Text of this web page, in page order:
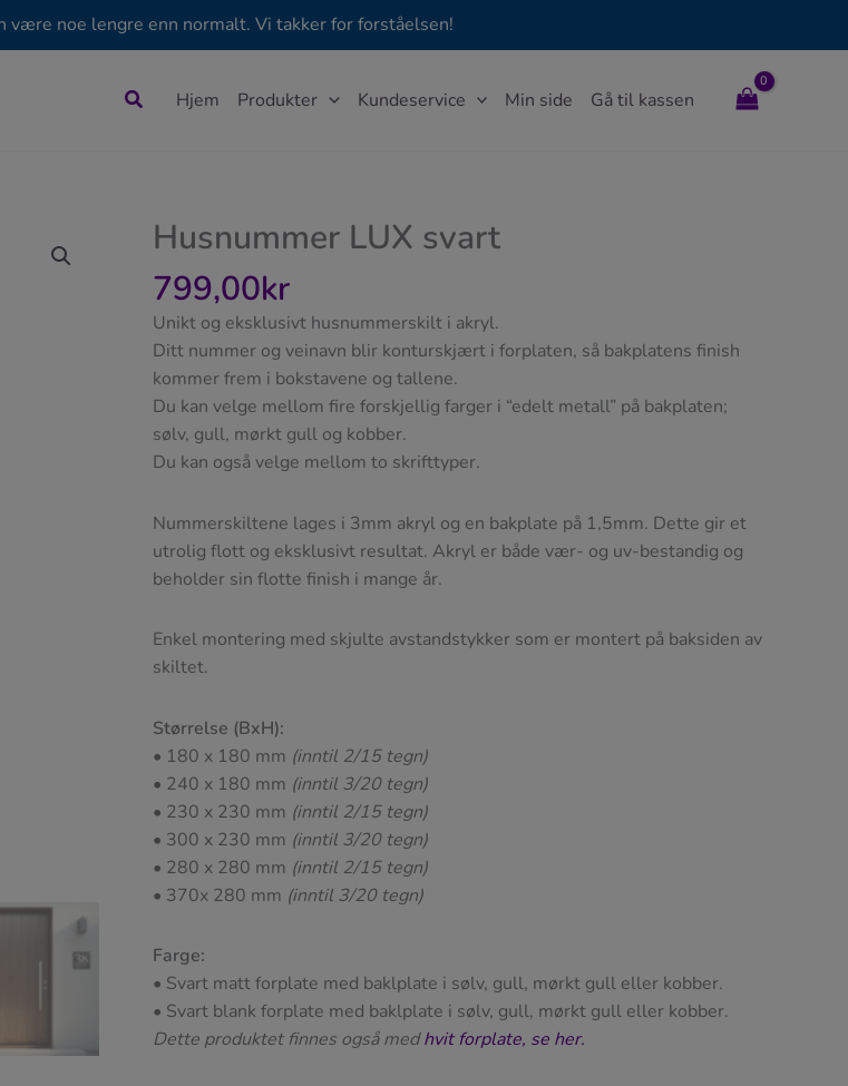
være noe lengre enn normalt. Vi takker for forståelsen!
Søk Hjem Produkter Kundeservice Min side Gå til kassen
Husnummer LUX svart
799,00kr
Unikt og eksklusivt husnummerskilt i akryl.
Ditt nummer og veinavn blir konturskjært i forplaten, så bakplatens finish
kommer frem i bokstavene og tallene.
Du kan velge mellom fire forskjellig farger i “edelt metall” på bakplaten;
sølv, gull, mørkt gull og kobber.
Du kan også velge mellom to skrifttyper.
Nummerskiltene lages i 3mm akryl og en bakplate på 1,5mm. Dette gir et
utrolig flott og eksklusivt resultat. Akryl er både vær- og uv-bestandig og
beholder sin flotte finish i mange år.
Enkel montering med skjulte avstandstykker som er montert på baksiden av
skiltet.
Størrelse (BxH):
• 180 x 180 mm (inntil 2/15 tegn)
• 240 x 180 mm (inntil 3/20 tegn)
• 230 x 230 mm (inntil 2/15 tegn)
• 300 x 230 mm (inntil 3/20 tegn)
• 280 x 280 mm (inntil 2/15 tegn)
• 370x 280 mm (inntil 3/20 tegn)
Farge:
• Svart matt forplate med baklplate i sølv, gull, mørkt gull eller kobber.
• Svart blank forplate med baklplate i sølv, gull, mørkt gull eller kobber.
Dette produktet finnes også medhvit forplate, se her.